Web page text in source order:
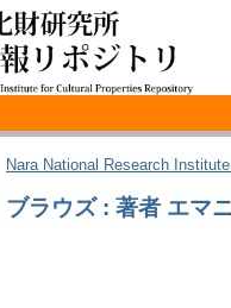
Nara National Research
ブラウズ : 著者 エマ